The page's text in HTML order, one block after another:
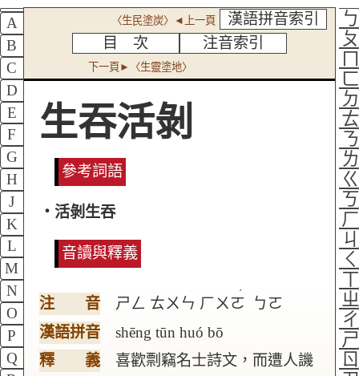
A
B
C
D
E
F
G
H
J
K
L
M
N
O
P
Q
〈生民塗炭〉◄上一頁
漢語拼音索引
目 次
注音索引
下一頁►〈生靈塗地〉
生吞活剝
參考詞語
‧活剝生吞
音讀與釋義
注 音 ㄕㄥ ㄊㄨㄣ ㄏㄨㄛ
ˊ
ㄅㄛ
漢語拼音
shēng tūn huó bō
釋 義
喜歡剽竊名士詩文，而遭人譏